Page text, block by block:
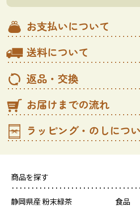
お支払いについて
送料について
返品・交換
お届けまでの流れ
ラッピング・のしにつ
商品を探す
静岡県産 粉末緑茶
食品